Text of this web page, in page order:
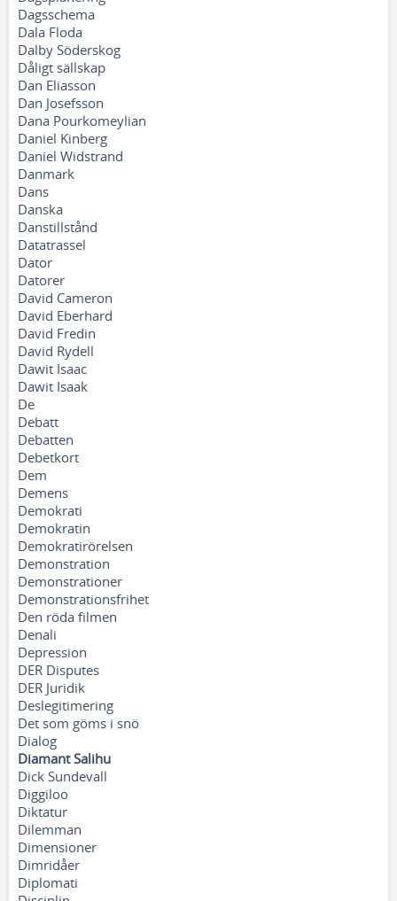
Dagsschema
Dala Floda
Dalby Söderskog
Dåligt sällskap
Dan Eliasson
Dan Josefsson
Dana Pourkomeylian
Daniel Kinberg
Daniel Widstrand
Danmark
Dans
Danska
Danstillstånd
Datatrassel
Dator
Datorer
David Cameron
David Eberhard
David Fredin
David Rydell
Dawit Isaac
Dawit Isaak
De
Debatt
Debatten
Debetkort
Dem
Demens
Demokrati
Demokratin
Demokratirörelsen
Demonstration
Demonstrationer
Demonstrationsfrihet
Den röda filmen
Denali
Depression
DER Disputes
DER Juridik
Deslegitimering
Det som göms i snö
Dialog
Diamant Salihu
Dick Sundevall
Diggiloo
Diktatur
Dilemman
Dimensioner
Dimridåer
Diplomati